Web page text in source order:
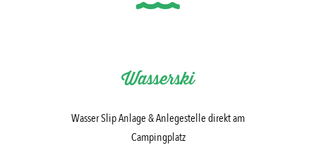
Wasserski
Wasser Slip Anlage & Anlegestelle direkt am
Campingplatz